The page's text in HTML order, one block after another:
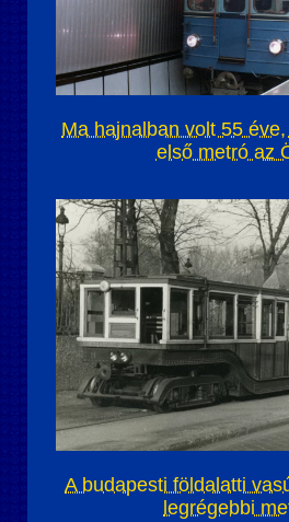
Ma hajnalban volt 55
első metró az
A budapesti földalatti
legrégebbi